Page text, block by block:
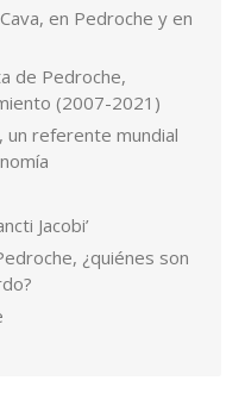
en Pedroche y en
de Pedroche,
(2007-2021)
un referente mundial
Jacobi’
¿quiénes son